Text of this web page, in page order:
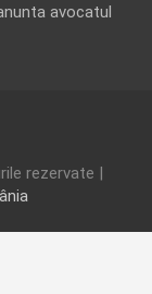
avocatul
rezervate |